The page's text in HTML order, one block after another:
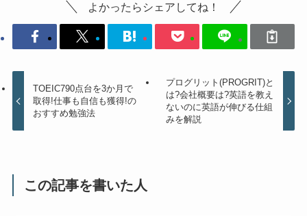
よかったらシェアしてね！
TOEIC790点台を3か月で
取得!仕事も自信も獲得!の
おすすめ勉強法
プログリット(PROGRIT)と
は?会社概要は?英語を教え
ないのに英語が伸びる仕組
みを解説
この記事を書いた人